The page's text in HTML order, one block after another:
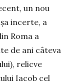
un nou
incerte, a
Roma a
de ani câteva
relicve
Iacob cel